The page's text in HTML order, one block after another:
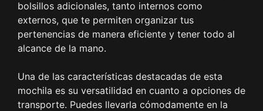
bolsillos adicionales, tanto internos como
externos, que te permiten organizar tus
pertenencias de manera eficiente y tener todo al
alcance de la mano.
Una de las características destacadas de esta
mochila es su versatilidad en cuanto a opciones de
transporte. Puedes llevarla cómodamente en la